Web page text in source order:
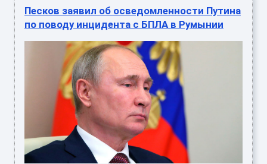
Песков заявил об осведомленности Путина
по поводу инцидента с БПЛА в Румынии